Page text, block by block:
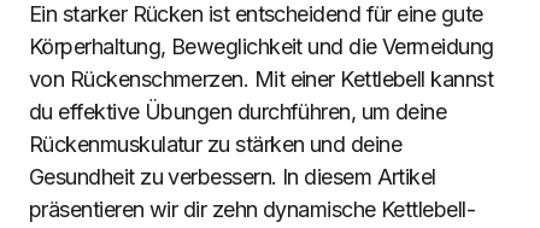
Ein starker Rücken ist entscheidend für eine gute
Körperhaltung, Beweglichkeit und die Vermeidung
von Rückenschmerzen. Mit einer Kettlebell kannst
du effektive Übungen durchführen, um deine
Rückenmuskulatur zu stärken und deine
Gesundheit zu verbessern. In diesem Artikel
präsentieren wir dir zehn dynamische Kettlebell-